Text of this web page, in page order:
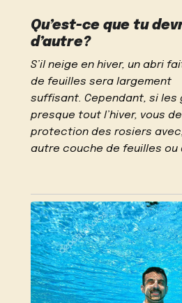
Qu’est-ce que tu
d’autre?
S’il neige en hiver, un abri
de feuilles sera largement
suffisant. Cependant, si les
presque tout l’hiver, vous
protection des rosiers
autre couche de feuilles ou